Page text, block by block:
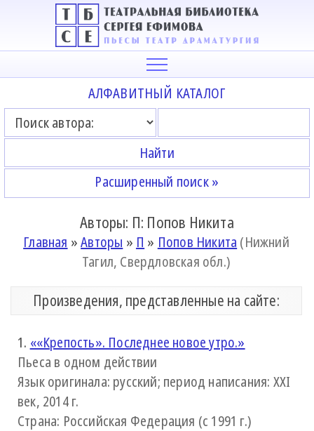
АЛФАВИТНЫЙ КАТАЛОГ
Расширенный поиск »
Авторы: П: Попов Никита
Главная »Авторы » П » Попов Никита (Нижний
Тагил, Свердловская обл.)
Произведения, представленные на сайте:
1. ««Крепость». Последнее новое утро.»
Пьеса в одном действии
Язык оригинала: русский; период написания: XXI
век, 2014 г.
Страна: Российская Федерация (с 1991 г.)